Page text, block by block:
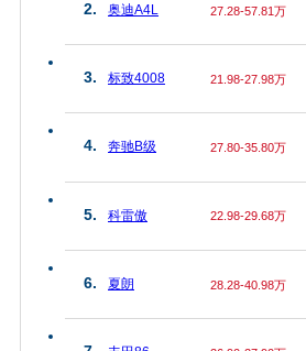
2. 奥迪A4L 27.28-57.81万
3. 标致4008 21.98-27.98万
4. 奔驰B级 27.80-35.80万
5. 科雷傲 22.98-29.68万
6. 夏朗 28.28-40.98万